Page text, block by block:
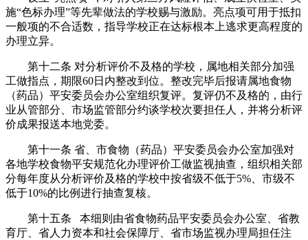
施“色标办理”等先辈做法的学校赐与激励。亮点项可用于抵扣
一般项的不合适数，指导学校正在达标根本上逃求更高程度的
办理立异。
第十二条 对分析评价不及格的学校，属地相关部分加强
工做指点，期限60日内整改到位。整改完毕后报请属地食物
（药品）平安委员会办公室组织复评。复评仍不及格的，由行
业从管部分、市场监管部分约谈学校次要担任人，并将分析评
价成果报送本地党委。
第十一条 省、市食物（药品）平安委员会办公室加强对
各地学校食物平安规范化办理评价工做监视抽查，组织相关部
分每年度从分析评价及格的学校中按省级不低于5%、市级不
低于10%的比例进行抽查复核。
第十五条 本细则由省食物药品平安委员会办公室、省教
育厅、省人力资本和社会保障厅、省市场监视办理局担任注